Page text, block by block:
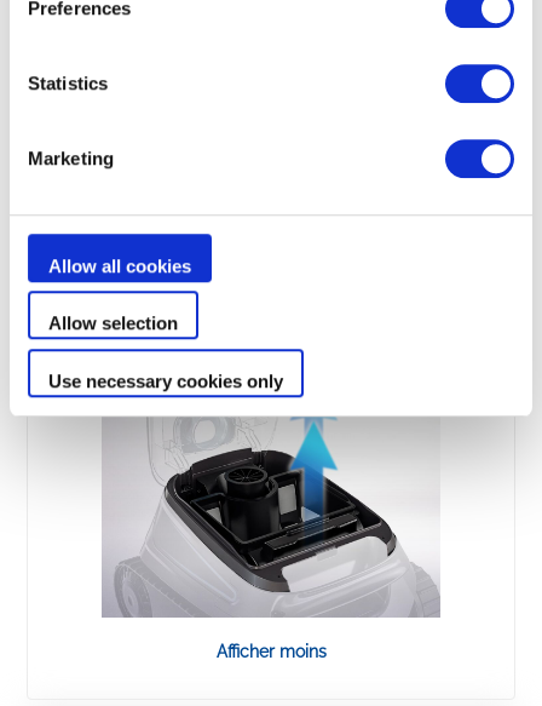
Preferences
Statistics
Marketing
Allow all cookies
Allow selection
Use necessary cookies only
Son filtre, accessible par le dessus permet un
L’évacuation rapide de l’eau facilite la sortie du
Afficher moins